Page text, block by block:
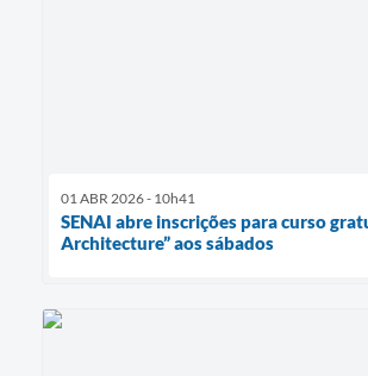
01 ABR 2026 - 10h41
SENAI abre inscrições para curso
Architecture” aos sábados